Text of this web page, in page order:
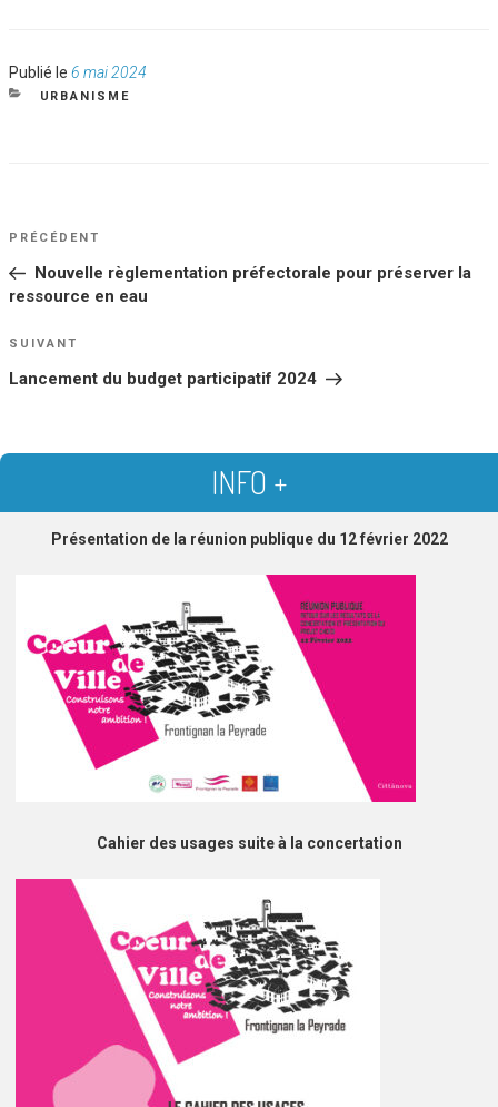
Publié le Publié
le
6 mai 2024
CATÉGORIES
URBANISME
NAVIGATION
DE
L’ARTICLE
Article
PRÉCÉDENT
Nouvelle règlementation préfectorale pour préserver la
ressource en eau
Article
SUIVANT
Lancement du budget participatif 2024
INFO +
Présentation de la réunion publique du 12 février 2022
Cahier des usages suite à la concertation